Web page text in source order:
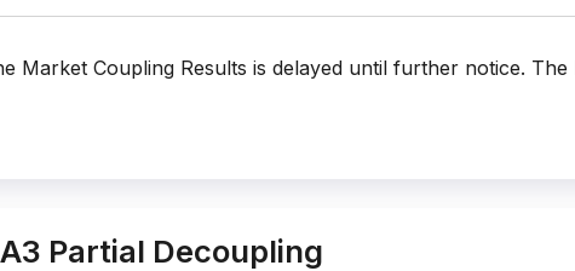
Market Coupling Results is delayed until further notice.
Partial Decoupling